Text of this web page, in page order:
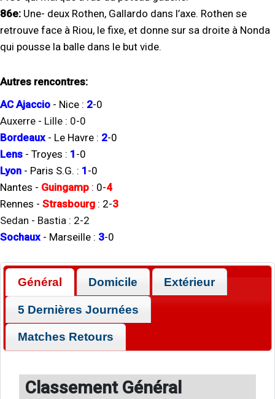
86e: Une- deux Rothen, Gallardo dans l’axe. Rothen se
retrouve face à Riou, le fixe, et donne sur sa droite à Nonda
qui pousse la balle dans le but vide.
Autres rencontres:
AC Ajaccio - Nice : 2-0
Auxerre - Lille : 0-0
Bordeaux - Le Havre : 2-0
Lens - Troyes : 1 -0
Lyon - Paris S.G. : 1 -0
Nantes - Guingamp : 0-4
Rennes - Strasbourg : 2-3
Sedan - Bastia : 2-2
Sochaux - Marseille : 3-0
Général Domicile Extérieur
5 Dernières Journées
Matches Retours
Classement Général